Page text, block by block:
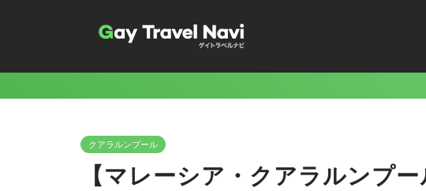
クアラルンプール
【マレーシア・クアラルンプ